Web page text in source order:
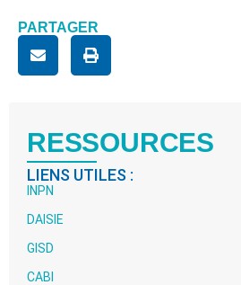
PARTAGER
RESSOURCES
LIENS UTILES :
INPN
DAISIE
GISD
CABI